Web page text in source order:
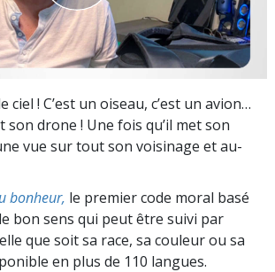
ciel ! C’est un oiseau, c’est un avion…
son drone ! Une fois qu’il met son
vue sur tout son voisinage et au-
bonheur, le premier code moral basé
bon sens qui peut être suivi par
que soit sa race, sa couleur ou sa
en plus de 110 langues.